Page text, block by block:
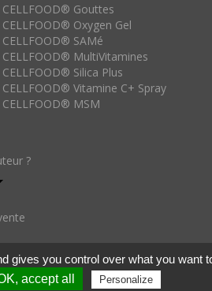
CELLFOOD® Gouttes
CELLFOOD® Oxygen Gel
CELLFOOD® SAMé
CELLFOOD® MultiVitamines
CELLFOOD® Silica Plus
CELLFOOD® Vitamine C+ Spray
CELLFOOD® MSM
?
Instagram LinkedIn YouTube
gives you control over what you want
accept all Personalize